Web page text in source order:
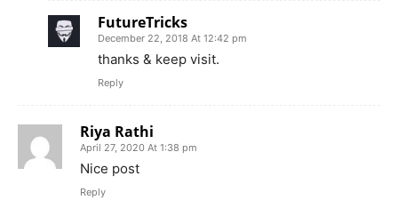
FutureTricks
December 22, 2018 At 12:42 pm
thanks & keep visit.
Reply
Riya Rathi
April 27, 2020 At 1:38 pm
Nice post
Reply